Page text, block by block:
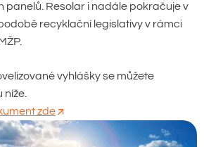
panelů. Resolar i nadále pokračuje v
recyklační legislativy v rámci
vyhlášky se můžete
níže.
zde